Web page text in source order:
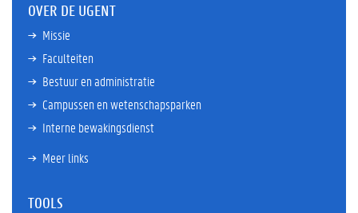
OVER DE UGENT
Missie
Faculteiten
Bestuur en administratie
Campussen en wetenschapsparken
Interne bewakingsdienst
Meer links
TOOLS